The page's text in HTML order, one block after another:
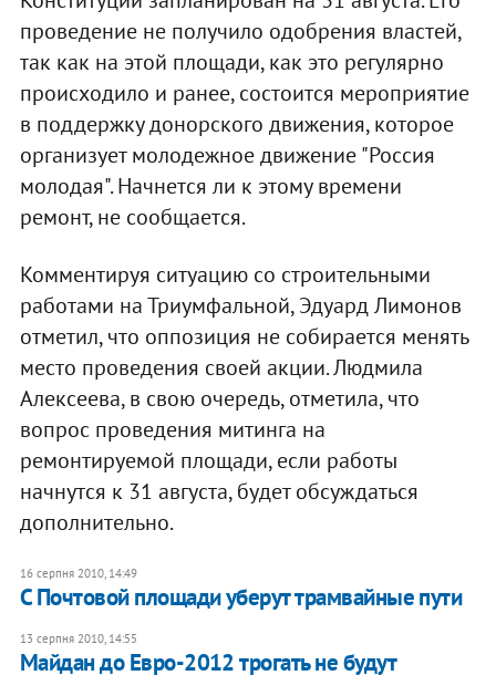
проведение не получило одобрения властей,
так как на этой площади, как это регулярно
происходило и ранее, состоится мероприятие
в поддержку донорского движения, которое
организует молодежное движение "Россия
молодая". Начнется ли к этому времени
ремонт, не сообщается.
Комментируя ситуацию со строительными
работами на Триумфальной, Эдуард Лимонов
отметил, что оппозиция не собирается менять
место проведения своей акции. Людмила
Алексеева, в свою очередь, отметила, что
вопрос проведения митинга на
ремонтируемой площади, если работы
начнутся к 31 августа, будет обсуждаться
дополнительно.
16 серпня 2010, 14:49
С Почтовой площади уберут трамвайные пути
13 серпня 2010, 14:55
Майдан до Евро-2012 трогать не будут